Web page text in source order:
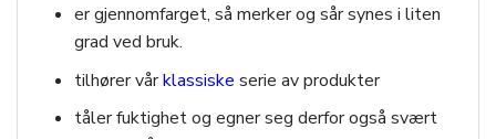
er gjennomfarget, så merker og sår synes i liten
grad ved bruk.
tilhører vårklassiske serie av produkter
tåler fuktighet og egner seg derfor også svært